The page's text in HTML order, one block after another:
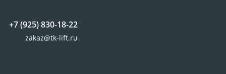
+7 (925) 830-18-22
zakaz@tk-lift.ru